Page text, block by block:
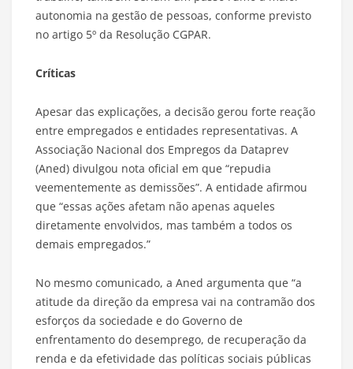
autonomia na gestão de pessoas, conforme previsto
no artigo 5º da Resolução CGPAR.
Críticas
Apesar das explicações, a decisão gerou forte reação
entre empregados e entidades representativas. A
Associação Nacional dos Empregos da Dataprev
(Aned) divulgou nota oficial em que “repudia
veementemente as demissões”. A entidade afirmou
que “essas ações afetam não apenas aqueles
diretamente envolvidos, mas também a todos os
demais empregados.”
No mesmo comunicado, a Aned argumenta que “a
atitude da direção da empresa vai na contramão dos
esforços da sociedade e do Governo de
enfrentamento do desemprego, de recuperação da
renda e da efetividade das políticas sociais públicas